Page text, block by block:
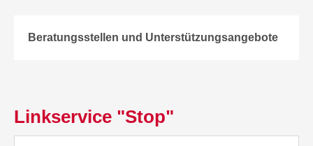
Beratungsstellen und Unterstützungsangebote
Linkservice "Stop"